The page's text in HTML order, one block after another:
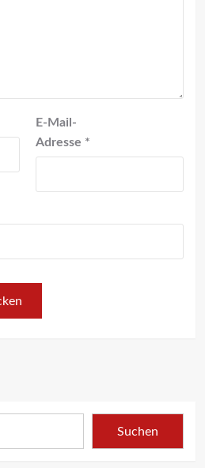
E-Mail-
Adresse *
Suchen